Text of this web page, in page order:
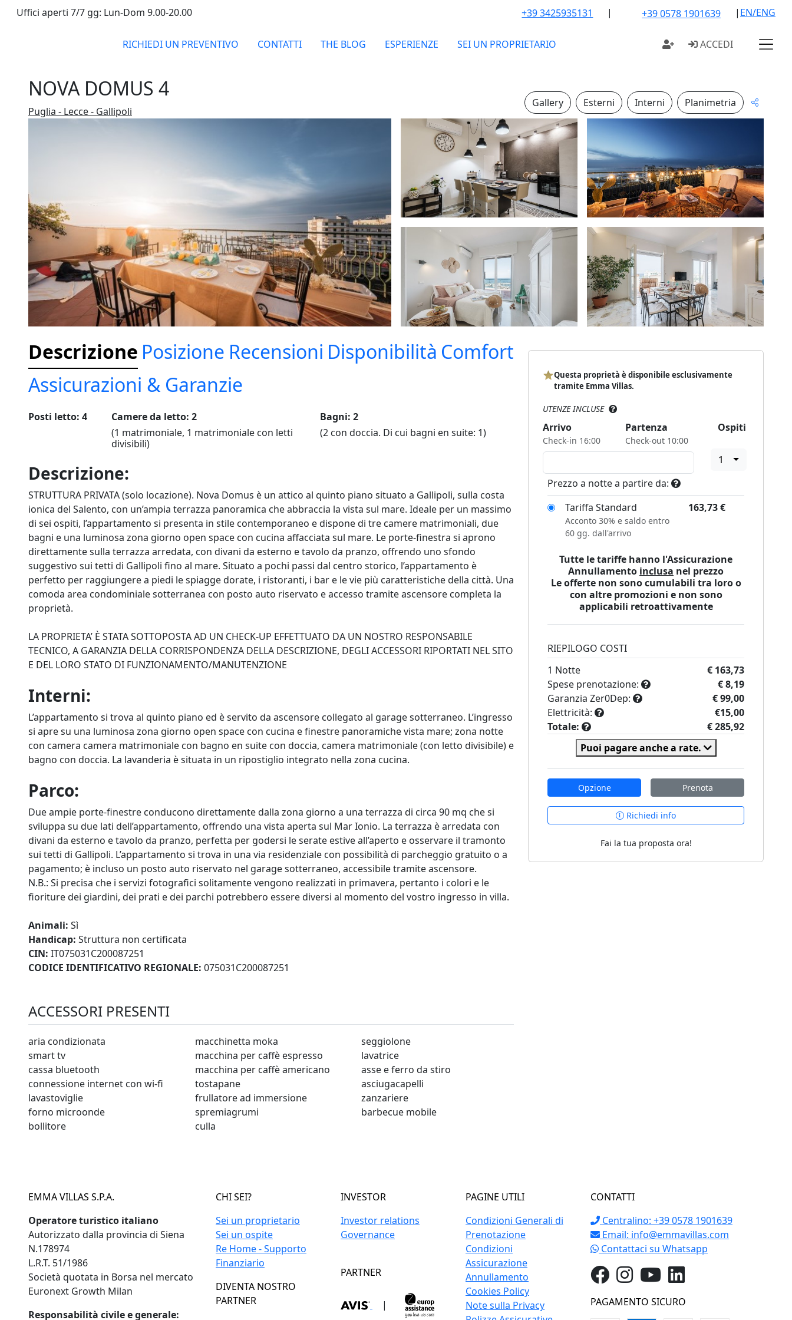
Uffici aperti 7/7 gg: Lun-Dom 9.00-20.00 +39 3425935131 | +39 0578 1901639 | EN/ENG
RICHIEDI UN PREVENTIVO CONTATTI THE BLOG ESPERIENZE SEI UN PROPRIETARIO ACCEDI
NOVA DOMUS 4
Puglia - Lecce - Gallipoli
Gallery Esterni Interni Planimetria
Descrizione Posizione Recensioni Disponibilità Comfort
Assicurazioni & Garanzie
Posti letto: 4
Camere da letto: 2
(1 matrimoniale, 1 matrimoniale con letti
divisibili)
Bagni: 2
(2 con doccia. Di cui bagni en suite: 1)
Descrizione:
STRUTTURA PRIVATA (solo locazione). Nova Domus è un attico al quinto piano situato a Gallipoli, sulla costa
ionica del Salento, con un’ampia terrazza panoramica che abbraccia la vista sul mare. Ideale per un massimo
di sei ospiti, l’appartamento si presenta in stile contemporaneo e dispone di tre camere matrimoniali, due
bagni e una luminosa zona giorno open space con cucina affacciata sul mare. Le porte-finestra si aprono
direttamente sulla terrazza arredata, con divani da esterno e tavolo da pranzo, offrendo uno sfondo
suggestivo sui tetti di Gallipoli fino al mare. Situato a pochi passi dal centro storico, l’appartamento è
perfetto per raggiungere a piedi le spiagge dorate, i ristoranti, i bar e le vie più caratteristiche della città. Una
comoda area condominiale sotterranea con posto auto riservato e accesso tramite ascensore completa la
proprietà.
LA PROPRIETA’ È STATA SOTTOPOSTA AD UN CHECK-UP EFFETTUATO DA UN NOSTRO RESPONSABILE
TECNICO, A GARANZIA DELLA CORRISPONDENZA DELLA DESCRIZIONE, DEGLI ACCESSORI RIPORTATI NEL SITO
E DEL LORO STATO DI FUNZIONAMENTO/MANUTENZIONE
Interni:
L’appartamento si trova al quinto piano ed è servito da ascensore collegato al garage sotterraneo. L’ingresso
si apre su una luminosa zona giorno open space con cucina e finestre panoramiche vista mare; zona notte
con camera camera matrimoniale con bagno en suite con doccia, camera matrimoniale (con letto divisibile) e
bagno con doccia. La lavanderia è situata in un ripostiglio integrato nella zona cucina.
Parco:
Due ampie porte-finestre conducono direttamente dalla zona giorno a una terrazza di circa 90 mq che si
sviluppa su due lati dell’appartamento, offrendo una vista aperta sul Mar Ionio. La terrazza è arredata con
divani da esterno e tavolo da pranzo, perfetta per godersi le serate estive all’aperto e osservare il tramonto
sui tetti di Gallipoli. L’appartamento si trova in una via residenziale con possibilità di parcheggio gratuito o a
pagamento; è incluso un posto auto riservato nel garage sotterraneo, accessibile tramite ascensore.
N.B.: Si precisa che i servizi fotografici solitamente vengono realizzati in primavera, pertanto i colori e le
fioriture dei giardini, dei prati e dei parchi potrebbero essere diversi al momento del vostro ingresso in villa.
Animali: Sì
Handicap: Struttura non certificata
CIN: IT075031C200087251
CODICE IDENTIFICATIVO REGIONALE: 075031C200087251
ACCESSORI PRESENTI
aria condizionata
smart tv
cassa bluetooth
connessione internet con wi-fi
lavastoviglie
forno microonde
bollitore
macchinetta moka
macchina per caffè espresso
macchina per caffè americano
tostapane
frullatore ad immersione
spremiagrumi
culla
seggiolone
lavatrice
asse e ferro da stiro
asciugacapelli
zanzariere
barbecue mobile
Questa proprietà è disponibile esclusivamente
tramite Emma Villas.
UTENZE INCLUSE
Arrivo
Check-in 16:00
Partenza
Check-out 10:00
Ospiti
1
Prezzo a notte a partire da:
Tariffa Standard
163,73€
Acconto 30% e saldo entro
60 gg. dall'arrivo
Tutte le tariffe hanno l'Assicurazione
Annullamento inclusa nel prezzo
Le offerte non sono cumulabili tra loro o
con altre promozioni e non sono
applicabili retroattivamente
RIEPILOGO COSTI
1 Notte
€ 163,73
Spese prenotazione:
€ 8,19
Garanzia Zer0Dep:
€ 99,00
Elettricità:
€15,00
Totale:
€ 285,92
Puoi pagare anche a rate.
Opzione Prenota
Richiedi info
Fai la tua proposta ora!
EMMA VILLAS S.P.A.
Operatore turistico italiano
Autorizzato dalla provincia di Siena
N.178974
L.R.T. 51/1986
Società quotata in Borsa nel mercato
Euronext Growth Milan
Responsabilità civile e generale:
CHI SEI?
Sei un proprietario
Sei un ospite
Re Home - Supporto
Finanziario
DIVENTA NOSTRO
PARTNER
INVESTOR
Investor relations
Governance
PARTNER
|
PAGINE UTILI
Condizioni Generali di
Prenotazione
Condizioni
Assicurazione
Annullamento
Cookies Policy
Note sulla Privacy
CONTATTI
Centralino: +39 0578 1901639
Email: info@emmavillas.com
Contattaci su Whatsapp
PAGAMENTO SICURO